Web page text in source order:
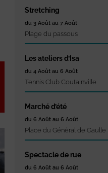
Stretching
du 3 Août au 7 Août
Plage du passous
Les ateliers d’Isa
du 4 Août au 6 Août
Tennis Club Coutainville
Marché d’été
du 6 Août au 6 Août
Place du Général de Gaulle
Spectacle de rue
du 6 Août au 6 Août